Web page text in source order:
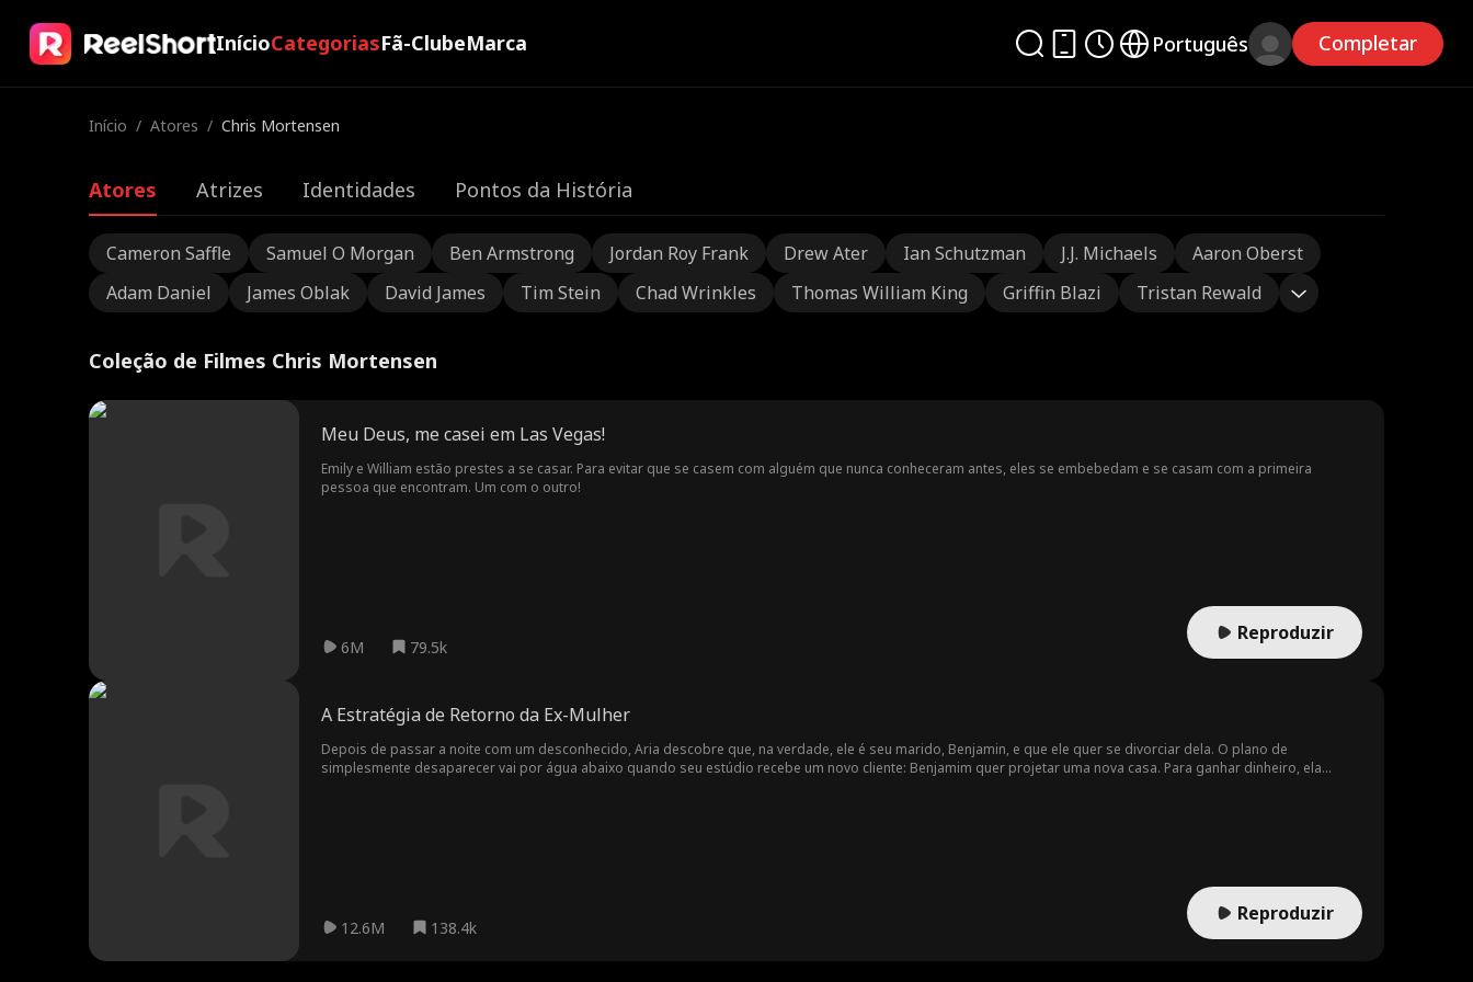
InícioCategoriasFã-ClubeMarca Português Completar
Início / Atores / Chris Mortensen
Atores Atrizes Identidades Pontos da História
Cameron Saffle Samuel O Morgan Ben Armstrong Jordan Roy Frank Drew Ater Ian Schutzman J.J. Michaels
Aaron Oberst
Adam Daniel
James Oblak David James Tim Stein Chad Wrinkles Thomas William King Griffin Blazi Tristan Rewald
Coleção de Filmes Chris Mortensen
Meu Deus, me casei em Las Vegas!
Emily e William estão prestes a se casar. Para evitar que se casem com alguém que nunca conheceram antes, eles se embebedam e se casam com a primeira
pessoa que encontram. Um com o outro!
6M 79.5k
Reproduzir
A Estratégia de Retorno da Ex-Mulher
Depois de passar a noite com um desconhecido, Aria descobre que, na verdade, ele é seu marido, Benjamin, e que ele quer se divorciar dela. O plano de
simplesmente desaparecer vai por água abaixo quando seu estúdio recebe um novo cliente: Benjamim quer projetar uma nova casa. Para ganhar dinheiro, ela
12.6M 138.4k
Reproduzir